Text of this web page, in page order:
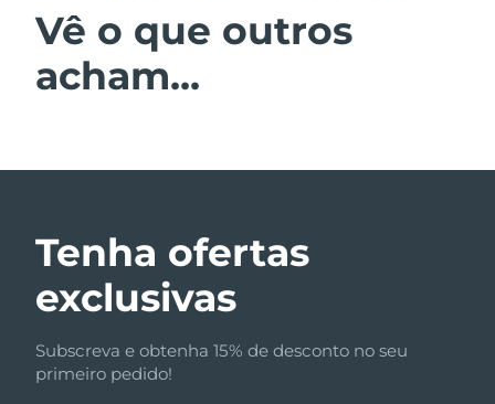
Vê o que outros
acham...
Tenha ofertas
exclusivas
Subscreva e obtenha 15% de desconto no seu
primeiro pedido!